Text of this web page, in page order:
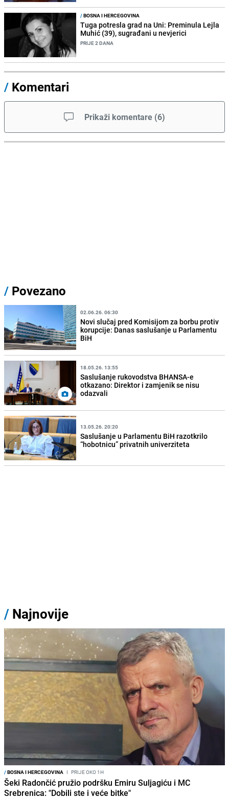
/BOSNA I HERCEGOVINA
Tuga potresla grad na Uni: Preminula Lejla
Muhić (39), sugrađani u nevjerici
PRIJE 2 DANA
/ Komentari
Prikaži komentare (6)
/ Povezano
02.06.26. 06:30
Novi slučaj pred Komisijom za borbu protiv
korupcije: Danas saslušanje u Parlamentu
BiH
18.05.26. 13:55
Saslušanje rukovodstva BHANSA-e
otkazano: Direktor i zamjenik se nisu
odazvali
13.05.26. 20:20
Saslušanje u Parlamentu BiH razotkrilo
“hobotnicu” privatnih univerziteta
/ Najnovije
/BOSNA I HERCEGOVINA I PRIJE OKO 1H
Šeki Radončić pružio podršku Emiru Suljagiću i MC
Srebrenica: "Dobili ste i veće bitke"